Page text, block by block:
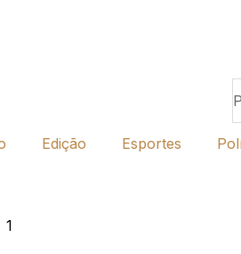
Edição Esportes
1